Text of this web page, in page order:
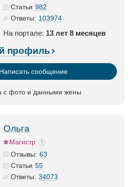
Статьи 982
Ответы: 103974
На портале: 13 лет 8 месяцев
профиль
Написать сообщение
с фото и данными жены
Ольга
Магистр
Отзывы: 63
Статьи 55
Ответы: 34073